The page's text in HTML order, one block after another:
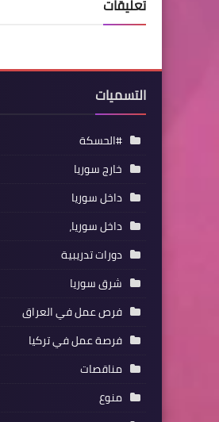
تعليقات
التسميات
#الحسكة
خارج سوريا
داخل سوريا
داخل سوريا،
دورات تدريبية
شرق سوريا
فرص عمل في العراق
فرصة عمل في تركيا
مناقصات
منوع